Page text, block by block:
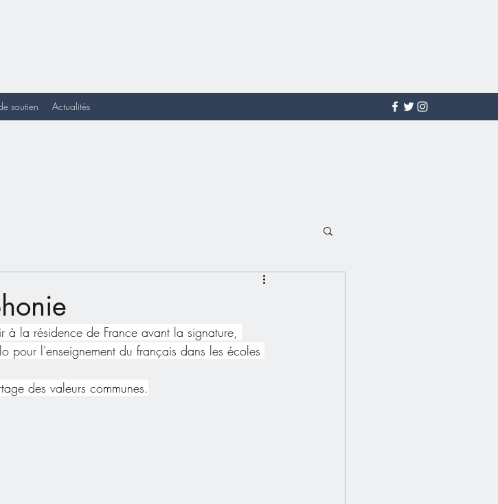
soutien Actualités
à la résidence de France avant la signature,
l'enseignement du français dans les écoles
des valeurs communes.